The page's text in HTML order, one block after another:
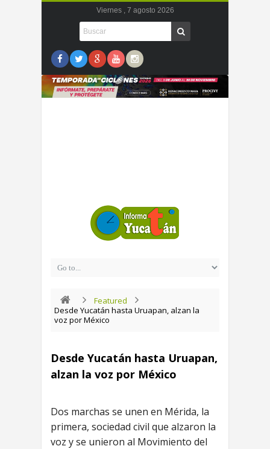
Viernes , 7 agosto 2026
Featured
Desde Yucatán hasta Uruapan, alzan la
voz por México
Desde Yucatán hasta Uruapan,
alzan la voz por México
Dos marchas se unen en Mérida, la
primera, sociedad civil que alzaron la
voz y se unieron al Movimiento del